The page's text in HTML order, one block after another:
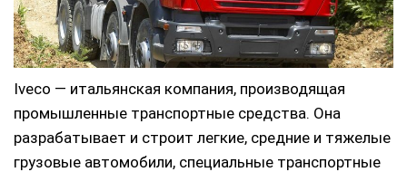
Iveco — итальянская компания, производящая
промышленные транспортные средства. Она
разрабатывает и строит легкие, средние и тяжелые
грузовые автомобили, специальные транспортные